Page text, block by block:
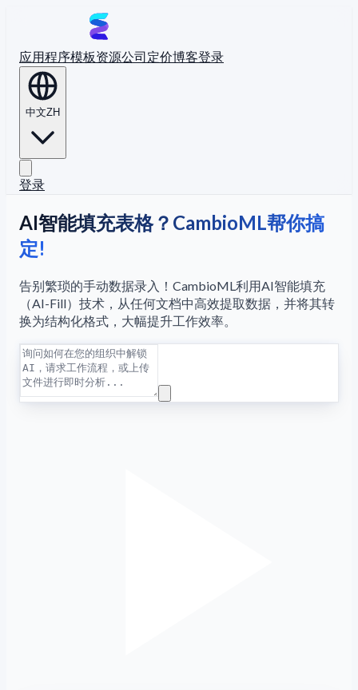
应用程序模板资源公司定价博客登录
中文ZH
登录
AI智能填充表格？CambioML帮你搞
定!
告别繁琐的手动数据录入！CambioML利用AI智能填充
（AI-Fill）技术，从任何文档中高效提取数据，并将其转
换为结构化格式，大幅提升工作效率。